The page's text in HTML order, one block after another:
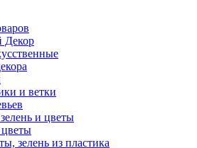
Декор
и ветки
и цветы
зелень из пластика